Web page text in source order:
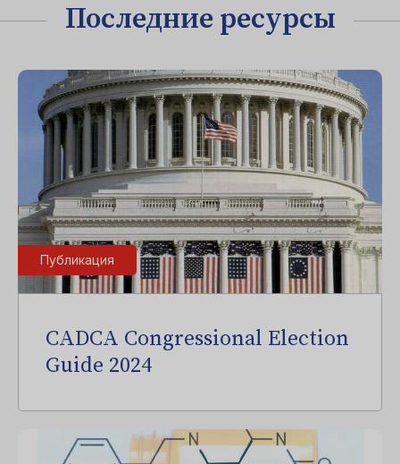
Последние ресурсы
Публикация
CADCA Congressional Election
Guide 2024